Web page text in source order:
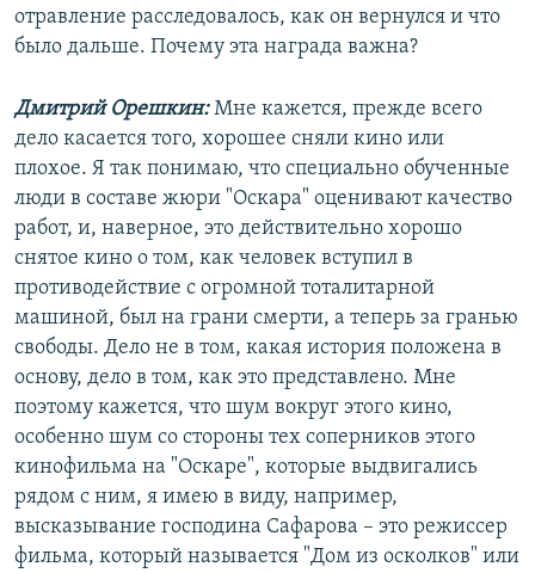
720p 1080p
1080p
отравление расследовалось, как он вернулся и что
было дальше. Почему эта награда важна?
Дмитрий Орешкин:Мне кажется, прежде всего
дело касается того, хорошее сняли кино или
плохое. Я так понимаю, что специально обученные
люди в составе жюри "Оскара" оценивают качество
работ, и, наверное, это действительно хорошо
снятое кино о том, как человек вступил в
противодействие с огромной тоталитарной
машиной, был на грани смерти, а теперь за гранью
свободы. Дело не в том, какая история положена в
основу, дело в том, как это представлено. Мне
поэтому кажется, что шум вокруг этого кино,
особенно шум со стороны тех соперников этого
кинофильма на "Оскаре", которые выдвигались
рядом с ним, я имею в виду, например,
высказывание господина Сафарова – это режиссер
фильма, который называется "Дом из осколков" или